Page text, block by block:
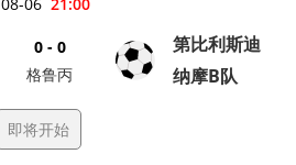
0 - 0
格鲁丙
第比利斯迪
纳摩B队
即将开始